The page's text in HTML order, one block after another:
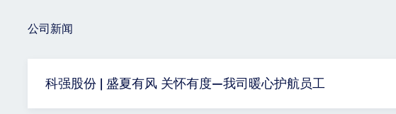
公司新闻
科强股份 | 盛夏有风 关怀有度—我司暖心护航员工